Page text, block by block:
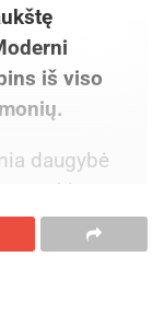
iš viso
daugybė
atvykimo,
įlipimo į
uostą